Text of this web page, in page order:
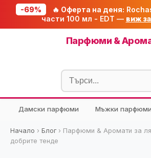
-69% 🔥 Оферта на деня:
части 100 мл - EDT — виж
Парфюми &
Блог
🧮 Калкулатори
🔍 Намери продукт
🎁 Подарък
Дамски парфюми Мъжки парфюми
Начало › Блог› Парфюми & Аромати за
добрите тенде